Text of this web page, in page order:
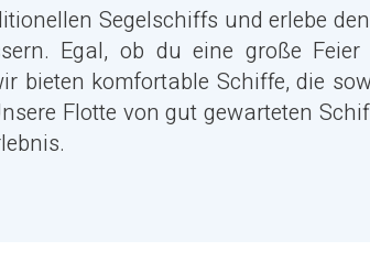
Segelschiffs und erlebe
Egal, ob du eine große
bieten komfortable Schiffe, die
Flotte von gut gewarteten